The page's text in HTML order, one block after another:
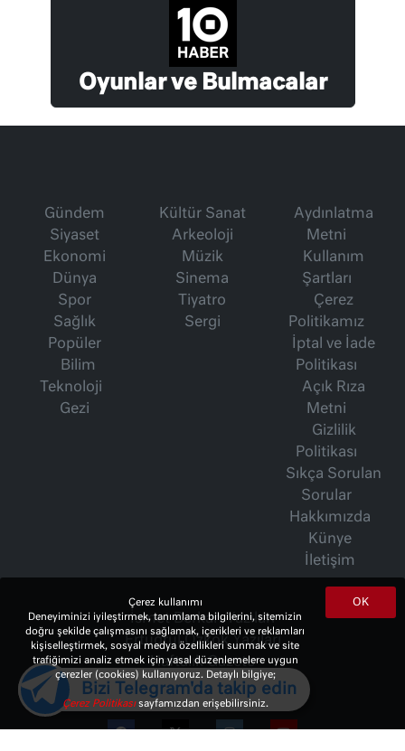
Oyunlar ve Bulmacalar
Gündem
Siyaset
Ekonomi
Dünya
Spor
Sağlık
Popüler
Bilim
Teknoloji
Gezi
Kültür Sanat
Arkeoloji
Müzik
Sinema
Tiyatro
Sergi
Aydınlatma
Metni
Kullanım
Şartları
Çerez
Politikamız
İptal ve İade
Politikası
Açık Rıza
Metni
Gizlilik
Politikası
Sıkça Sorulan
Sorular
Hakkımızda
Künye
İletişim
İsmet Berkan Yazıları
Ertuğrul Özkök Yazıları
Haftalık Gazete
OK
Çerez kullanımı
Deneyiminizi iyileştirmek, tanımlama bilgilerini, sitemizin
doğru şekilde çalışmasını sağlamak, içerikleri ve reklamları
kişiselleştirmek, sosyal medya özellikleri sunmak ve site
trafiğimizi analiz etmek için yasal düzenlemelere uygun
çerezler (cookies) kullanıyoruz. Detaylı bilgiye;
Çerez Politikasısayfamızdan erişebilirsiniz.
Bizi Telegram'da takip edin